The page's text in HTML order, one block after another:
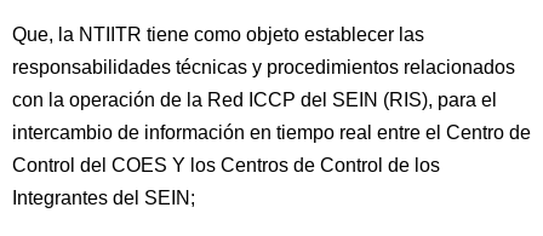
Que, la NTIITR tiene como objeto establecer las
responsabilidades técnicas y procedimientos relacionados
con la operación de la Red ICCP del SEIN (RIS), para el
intercambio de información en tiempo real entre el Centro de
Control del COES Y los Centros de Control de los
Integrantes del SEIN;